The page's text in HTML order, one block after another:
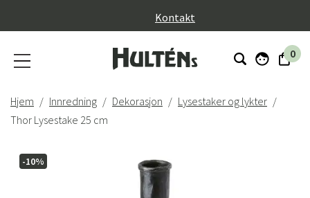
Kontakt
0
Hjem Innredning Dekorasjon
Lysestaker og lykter
Thor Lysestake 25 cm
-10%